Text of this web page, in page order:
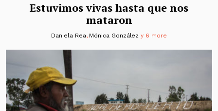
Estuvimos vivas hasta que nos
mataron
Daniela Rea, Mónica González y 6 more